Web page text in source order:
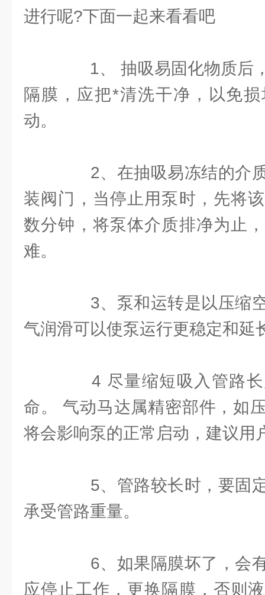
进行呢?下面一起来看看吧
1、 抽吸易固化物质后
隔膜，应把*清洗干净，以免
动。
2、在抽吸易冻结的介质
装阀门，当停止用泵时，先将
数分钟，将泵体介质排净为止
难。
3、泵和运转是以压缩空
气润滑可以使泵运行更稳定和延
4 尽量缩短吸入管路长
命。 气动马达属精密部件，如
将会影响泵的正常启动，建议用
5、管路较长时，要固定
承受管路重量。
6、如果隔膜坏了，会有
应停止工作，更换隔膜，否则